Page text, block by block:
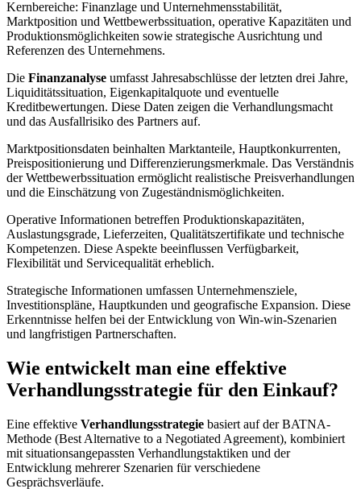
Kernbereiche: Finanzlage und Unternehmensstabilität,
Marktposition und Wettbewerbssituation, operative Kapazitäten und
Produktionsmöglichkeiten sowie strategische Ausrichtung und
Referenzen des Unternehmens.
Die Finanzanalyse umfasst Jahresabschlüsse der letzten drei Jahre,
Liquiditätssituation, Eigenkapitalquote und eventuelle
Kreditbewertungen. Diese Daten zeigen die Verhandlungsmacht
und das Ausfallrisiko des Partners auf.
Marktpositionsdaten beinhalten Marktanteile, Hauptkonkurrenten,
Preispositionierung und Differenzierungsmerkmale. Das Verständnis
der Wettbewerbssituation ermöglicht realistische Preisverhandlungen
und die Einschätzung von Zugeständnismöglichkeiten.
Operative Informationen betreffen Produktionskapazitäten,
Auslastungsgrade, Lieferzeiten, Qualitätszertifikate und technische
Kompetenzen. Diese Aspekte beeinflussen Verfügbarkeit,
Flexibilität und Servicequalität erheblich.
Strategische Informationen umfassen Unternehmensziele,
Investitionspläne, Hauptkunden und geografische Expansion. Diese
Erkenntnisse helfen bei der Entwicklung von Win-win-Szenarien
und langfristigen Partnerschaften.
Wie entwickelt man eine effektive
Verhandlungsstrategie für den Einkauf?
Eine effektive Verhandlungsstrategie basiert auf der BATNA-
Methode (Best Alternative to a Negotiated Agreement), kombiniert
mit situationsangepassten Verhandlungstaktiken und der
Entwicklung mehrerer Szenarien für verschiedene
Gesprächsverläufe.